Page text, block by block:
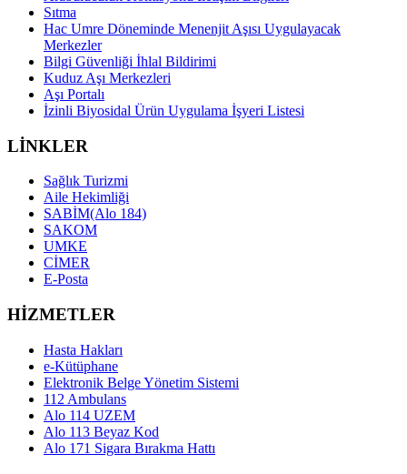
Sıtma
Hac Umre Döneminde Menenjit Aşısı Uygulayacak
Merkezler
Bilgi Güvenliği İhlal Bildirimi
Kuduz Aşı Merkezleri
Aşı Portalı
İzinli Biyosidal Ürün Uygulama İşyeri Listesi
LİNKLER
Sağlık Turizmi
Aile Hekimliği
SABİM(Alo 184)
SAKOM
UMKE
CİMER
E-Posta
HİZMETLER
Hasta Hakları
e-Kütüphane
Elektronik Belge Yönetim Sistemi
112 Ambulans
Alo 114 UZEM
Alo 113 Beyaz Kod
Alo 171 Sigara Bırakma Hattı